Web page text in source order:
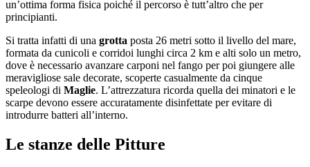
un’ottima forma fisica poiché il percorso è tutt’altro che per
principianti.
Si tratta infatti di una grotta posta 26 metri sotto il livello del mare,
formata da cunicoli e corridoi lunghi circa 2 km e alti solo un metro,
dove è necessario avanzare carponi nel fango per poi giungere alle
meravigliose sale decorate, scoperte casualmente da cinque
speleologi di Maglie. L’attrezzatura ricorda quella dei minatori e le
scarpe devono essere accuratamente disinfettate per evitare di
introdurre batteri all’interno.
Le stanze delle Pitture